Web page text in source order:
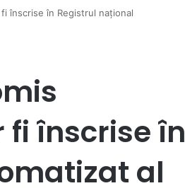
înscrise în Registrul național
înscrise în
al